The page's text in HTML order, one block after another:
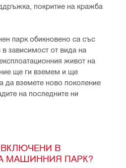
покритие на кражба
парк обикновено са със
зависимост от вида на
живот на
ще ги вземем и ще
да вземете ново поколение
на последните ни
ВКЛЮЧЕНИ В
МАШИННИЯ ПАРК?